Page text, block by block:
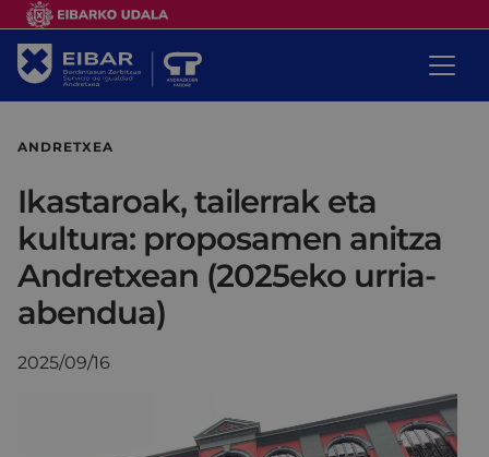
ANDRETXEA
Ikastaroak, tailerrak eta
kultura: proposamen anitza
Andretxean (2025eko urria-
abendua)
2025/09/16